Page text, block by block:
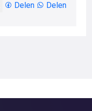
Delen Delen